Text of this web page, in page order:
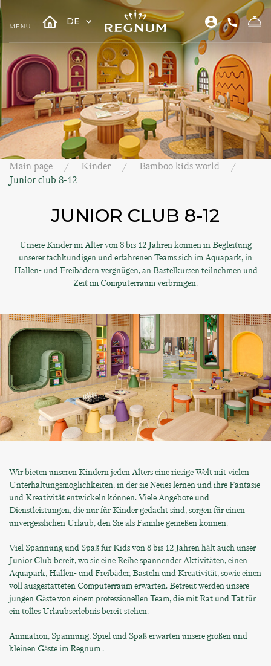
DE
Main page Kinder
Bamboo kids world
Junior club 8-12
JUNIOR CLUB 8-12
Unsere Kinder im Alter von 8 bis 12 Jahren können in Begleitung
unserer fachkundigen und erfahrenen Teams sich im Aquapark, in
Hallen- und Freibädern vergnügen, an Bastelkursen teilnehmen und
Zeit im Computerraum verbringen.
Wir bieten unseren Kindern jeden Alters eine riesige Welt mit vielen
Unterhaltungsmöglichkeiten, in der sie Neues lernen und ihre Fantasie
und Kreativität entwickeln können. Viele Angebote und
Dienstleistungen, die nur für Kinder gedacht sind, sorgen für einen
unvergesslichen Urlaub, den Sie als Familie genießen können.
Viel Spannung und Spaß für Kids von 8 bis 12 Jahren hält auch unser
Junior Club bereit, wo sie eine Reihe spannender Aktivitäten, einen
Aquapark, Hallen- und Freibäder, Basteln und Kreativität, sowie einen
voll ausgestatteten Computerraum erwarten. Betreut werden unsere
jungen Gäste von einem professionellen Team, die mit Rat und Tat für
ein tolles Urlaubserlebnis bereit stehen.
Animation, Spannung, Spiel und Spaß erwarten unsere großen und
kleinen Gäste im Regnum .